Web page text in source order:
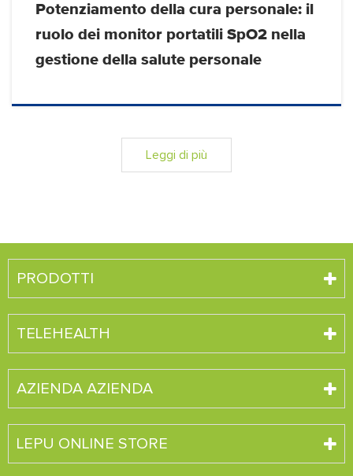
Potenziamento della cura personale: il
ruolo dei monitor portatili SpO2 nella
gestione della salute personale
Leggi di più
PRODOTTI
TELEHEALTH
AZIENDA AZIENDA
LEPU ONLINE STORE